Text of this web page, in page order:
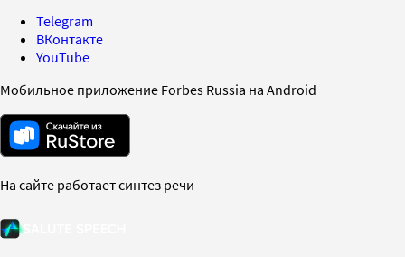
Telegram
ВКонтакте
YouTube
Мобильное приложение Forbes Russia на Android
На сайте работает синтез речи